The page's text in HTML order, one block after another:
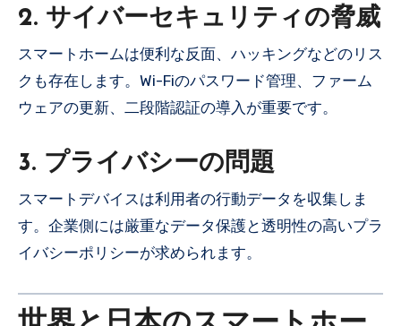
2. サイバーセキュリティの脅威
スマートホームは便利な反面、ハッキングなどのリス
クも存在します。Wi-Fiのパスワード管理、ファーム
ウェアの更新、二段階認証の導入が重要です。
3. プライバシーの問題
スマートデバイスは利用者の行動データを収集しま
す。企業側には厳重なデータ保護と透明性の高いプラ
イバシーポリシーが求められます。